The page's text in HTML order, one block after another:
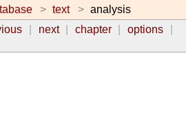
text
analysis
next chapter
options